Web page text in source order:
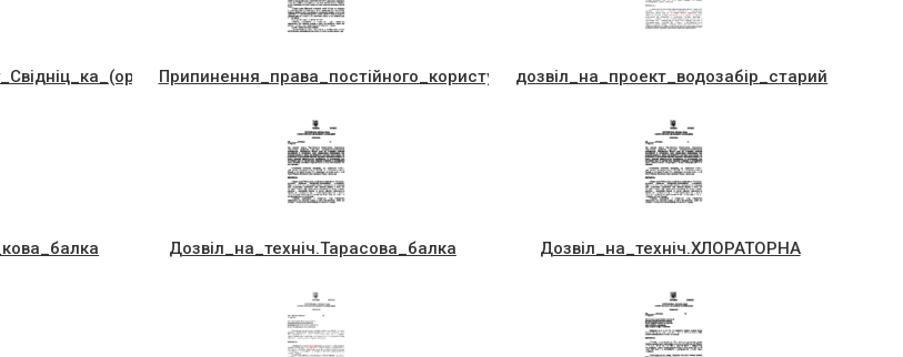
Припинення_права_постiйного_користування_ОДПIдозвiл_на_проект_водозабiр_старий
Дозвiл_на_технiч.Тарасова_балка Дозвiл_на_технiч.ХЛОРАТОРНА